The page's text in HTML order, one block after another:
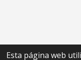
Esta página web